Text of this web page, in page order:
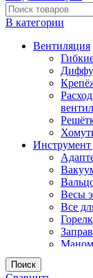
В категории
Вентиляция
Инструмент
Весы
Все
Поиск